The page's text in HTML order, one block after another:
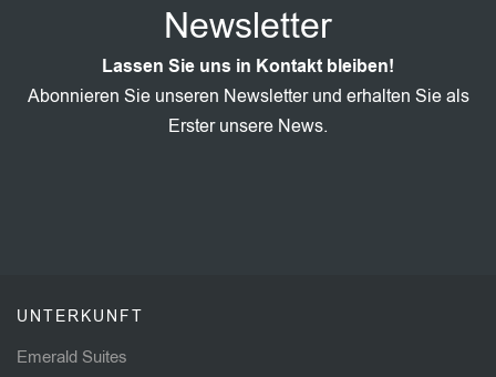
Newsletter
Lassen Sie uns in Kontakt bleiben!
Abonnieren Sie unseren Newsletter und erhalten Sie als
Erster unsere News.
UNTERKUNFT
Emerald Suites